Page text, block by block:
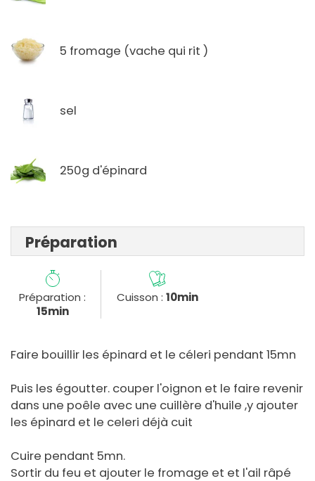
5 fromage (vache qui rit )
sel
250g d'épinard
Préparation
Préparation :
15min
Cuisson : 10min
Faire bouillir les épinard et le céleri pendant 15mn
Puis les égoutter. couper l'oignon et le faire revenir
dans une poêle avec une cuillère d'huile ,y ajouter
les épinard et le celeri déjà cuit
Cuire pendant 5mn.
Sortir du feu et ajouter le fromage et et l'ail râpé